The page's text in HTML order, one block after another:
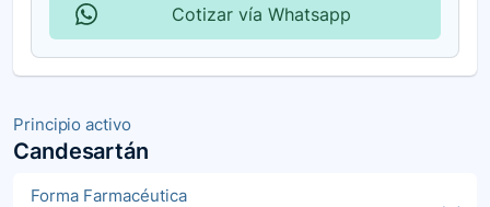
Principio activo
Candesartán
Forma Farmacéutica
Cotizar vía Whatsapp